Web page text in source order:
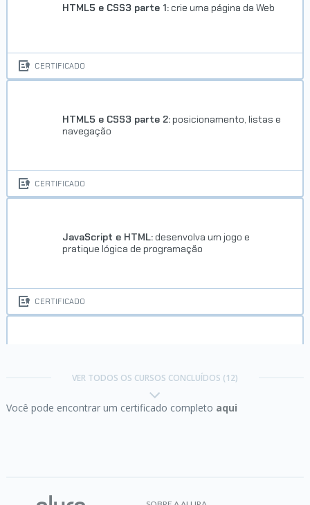
HTML5 e CSS3 parte 1: crie uma página da Web
CERTIFICADO
HTML5 e CSS3 parte 2: posicionamento, listas e
navegação
CERTIFICADO
JavaScript e HTML: desenvolva um jogo e
pratique lógica de programação
CERTIFICADO
VER TODOS OS CURSOS CONCLUÍDOS (12)
Você pode encontrar um certificado completo aqui